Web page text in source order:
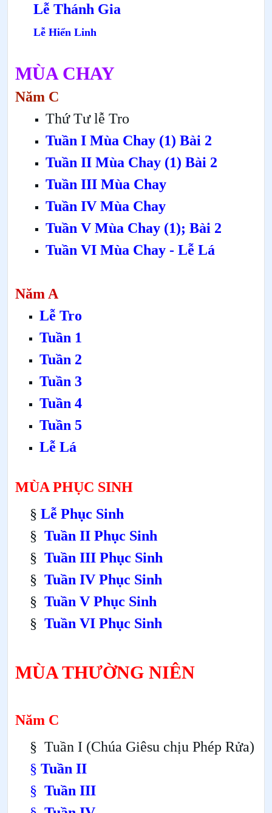
Lễ Thánh Gia
Lễ Hiển Linh
MÙA CHAY
Năm C
Thứ Tư lễ Tro
Tuần I Mùa Chay (1) Bài 2
Tuần II Mùa Chay (1) Bài 2
Tuần III Mùa Chay
Tuần IV Mùa Chay
Tuần V Mùa Chay (1); Bài 2
Tuần VI Mùa Chay - Lễ Lá
Năm A
Lễ Tro
Tuần 1
Tuần 2
Tuần 3
Tuần 4
Tuần 5
Lễ Lá
MÙA PHỤC SINH
§ Lễ Phục Sinh
§ Tuần II Phục Sinh
§ Tuần III Phục Sinh
§ Tuần IV Phục Sinh
§ Tuần V Phục Sinh
§ Tuần VI Phục Sinh
MÙA THƯỜNG NIÊN
Năm C
§ Tuần I (Chúa Giêsu chịu Phép Rửa)
§ Tuần II
§ Tuần III